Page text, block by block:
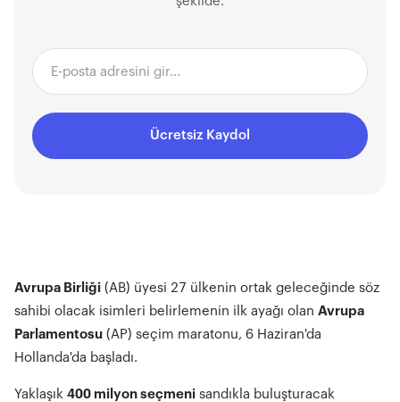
Ücretsiz Kaydol
Avrupa Birliği (AB) üyesi 27 ülkenin ortak geleceğinde söz
sahibi olacak isimleri belirlemenin ilk ayağı olan Avrupa
Parlamentosu (AP) seçim maratonu, 6 Haziran'da
Hollanda'da başladı.
Yaklaşık 400 milyon seçmeni sandıkla buluşturacak